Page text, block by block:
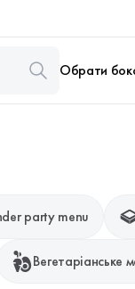
Обрати
party menu
Вегетаріанське